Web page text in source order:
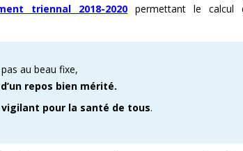
triennal 2018-2020 permettant le calcul
au beau fixe,
repos bien mérité.
pour la santé de tous.